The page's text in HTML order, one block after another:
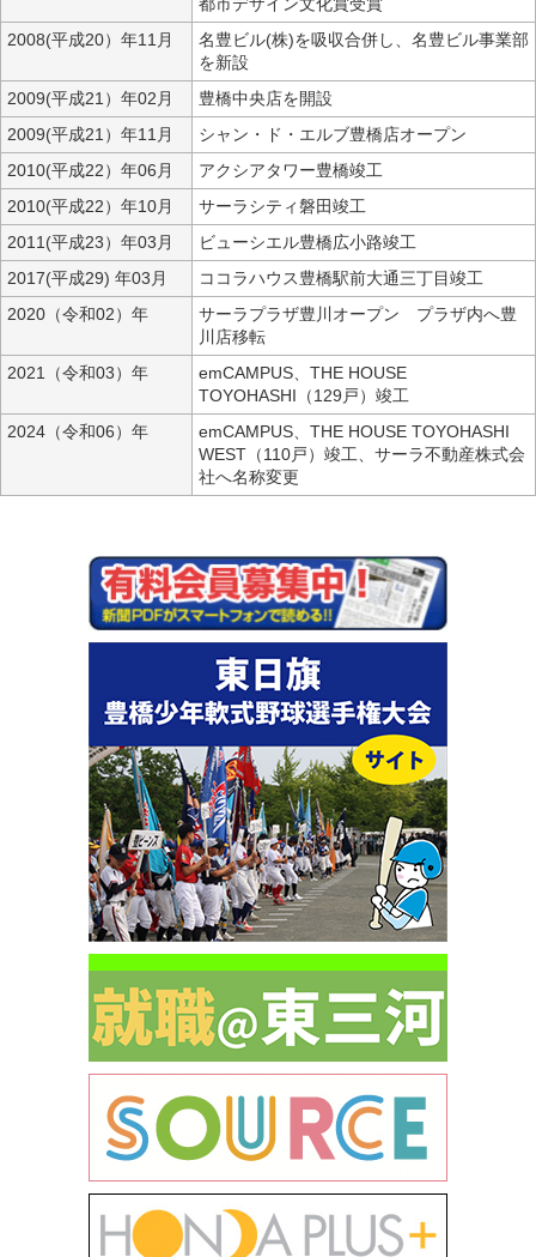
2008(平成20）年11月
名豊ビル(株)を吸収合併し、名豊ビル事業部
を新設
2009(平成21）年02月
豊橋中央店を開設
2009(平成21）年11月
シャン・ド・エルブ豊橋店オープン
2010(平成22）年06月
アクシアタワー豊橋竣工
2010(平成22）年10月
サーラシティ磐田竣工
2011(平成23）年03月
ビューシエル豊橋広小路竣工
2017(平成29) 年03月
ココラハウス豊橋駅前大通三丁目竣工
2020（令和02）年
サーラプラザ豊川オープン プラザ内へ豊
川店移転
2021（令和03）年
emCAMPUS、THE HOUSE
TOYOHASHI（129戸）竣工
2024（令和06）年
emCAMPUS、THE HOUSE TOYOHASHI
WEST（110戸）竣工、サーラ不動産株式会
社へ名称変更